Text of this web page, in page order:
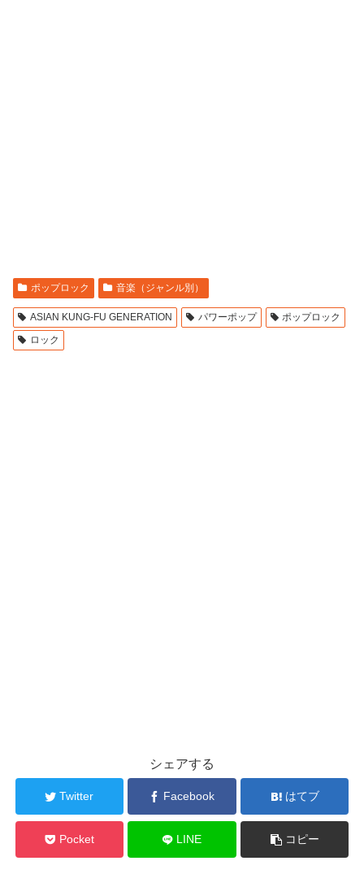
ポップロック 音楽（ジャンル別）
ASIAN KUNG-FU GENERATION パワーポップ
ポップロック
ロック
シェアする
Twitter Facebook はてブ
Pocket LINE コピー